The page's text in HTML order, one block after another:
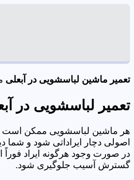
تعمیر ماشین لباسشویی در آبعلی
تعمیر لباسشویی در
هر ماشین لباسشویی ممکن است
اصولی دچار ایراداتی شود و شما
در صورت وجود هرگونه ایراد فوراً
گسترش آسیب جلوگیری شود.